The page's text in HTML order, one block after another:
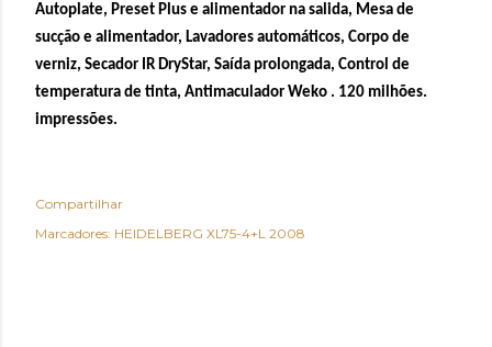
Autoplate, Preset Plus e alimentador na salida, Mesa de
sucção e alimentador, Lavadores automáticos, Corpo de
verniz, Secador IR DryStar, Saída prolongada, Control de
temperatura de tinta, Antimaculador Weko . 120 milhões.
impressões.
Compartilhar
Marcadores: HEIDELBERG XL75-4+L 2008